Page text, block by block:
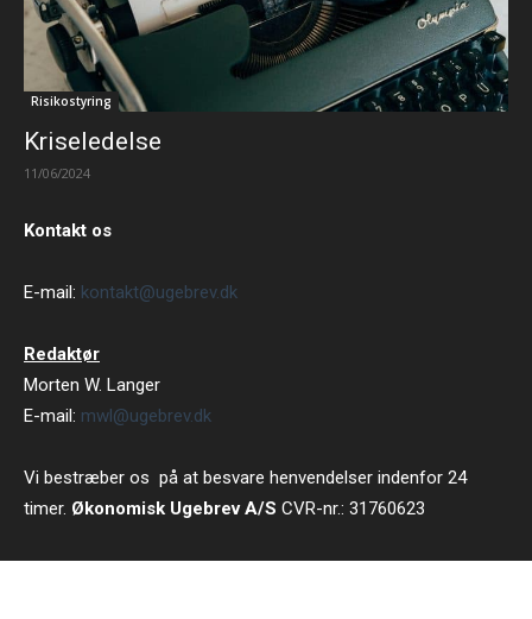
Risikostyring
Kriseledelse
11/06/2024
Kontakt os
E-mail: kontakt@ugebrev.dk
Redaktør
Morten W. Langer
E-mail: mwl@ugebrev.dk
Vi bestræber os på at besvare henvendelser indenfor 24
timer. Økonomisk Ugebrev A/S CVR-nr.: 31760623